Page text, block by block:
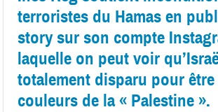
terroristes du Hamas en
story sur son compte
laquelle on peut voir
totalement disparu pour
couleurs de la « Palestine ».